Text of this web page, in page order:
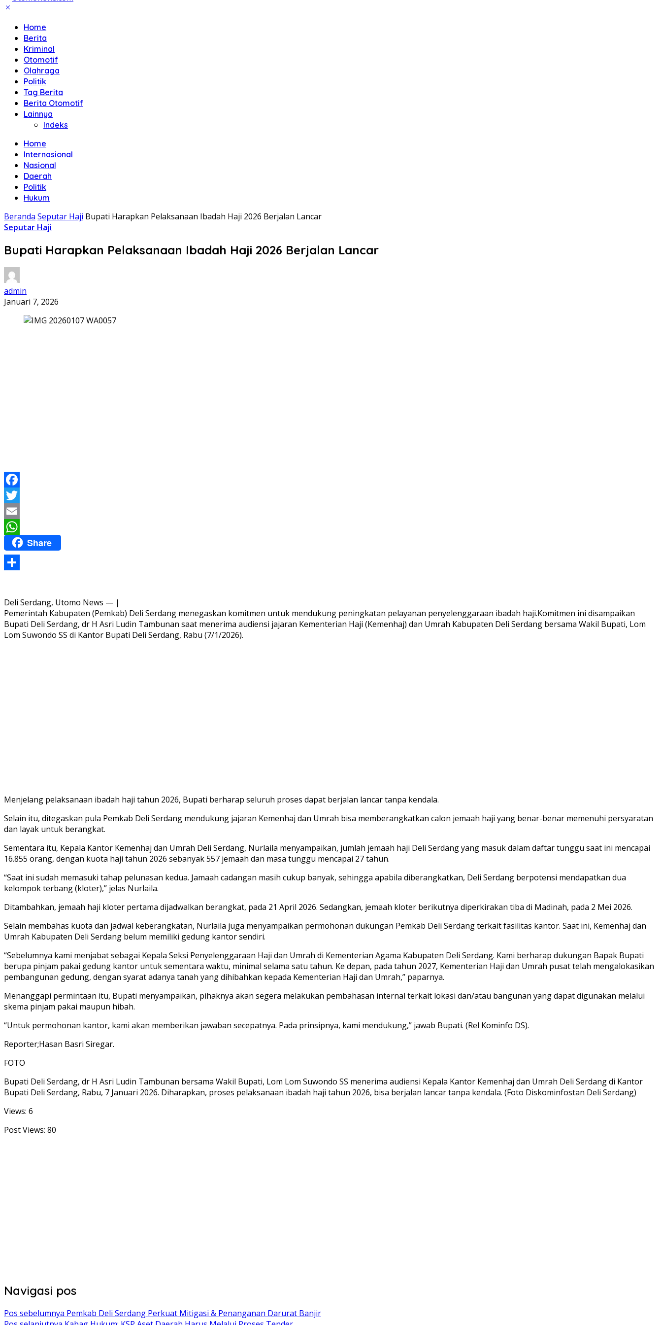
Home
Berita
Kriminal
Otomotif
Olahraga
Politik
Tag Berita
Berita Otomotif
Lainnya
Indeks
Home
Internasional
Nasional
Daerah
Politik
Hukum
Beranda Seputar Haji Bupati Harapkan Pelaksanaan Ibadah Haji 2026 Berjalan Lancar
Seputar Haji
Bupati Harapkan Pelaksanaan Ibadah Haji 2026 Berjalan Lancar
admin
Januari 7, 2026
Facebook
Twitter
Email
WhatsApp
Share
Deli Serdang, Utomo News — |
Pemerintah Kabupaten (Pemkab) Deli Serdang menegaskan komitmen untuk mendukung peningkatan pelayanan penyelenggaraan ibadah haji.Komitmen ini disampaikan
Bupati Deli Serdang, dr H Asri Ludin Tambunan saat menerima audiensi jajaran Kementerian Haji (Kemenhaj) dan Umrah Kabupaten Deli Serdang bersama Wakil Bupati, Lom
Lom Suwondo SS di Kantor Bupati Deli Serdang, Rabu (7/1/2026).
Menjelang pelaksanaan ibadah haji tahun 2026, Bupati berharap seluruh proses dapat berjalan lancar tanpa kendala.
Selain itu, ditegaskan pula Pemkab Deli Serdang mendukung jajaran Kemenhaj dan Umrah bisa memberangkatkan calon jemaah haji yang benar-benar memenuhi persyaratan
dan layak untuk berangkat.
Sementara itu, Kepala Kantor Kemenhaj dan Umrah Deli Serdang, Nurlaila menyampaikan, jumlah jemaah haji Deli Serdang yang masuk dalam daftar tunggu saat ini mencapai
16.855 orang, dengan kuota haji tahun 2026 sebanyak 557 jemaah dan masa tunggu mencapai 27 tahun.
“Saat ini sudah memasuki tahap pelunasan kedua. Jamaah cadangan masih cukup banyak, sehingga apabila diberangkatkan, Deli Serdang berpotensi mendapatkan dua
kelompok terbang (kloter),” jelas Nurlaila.
Ditambahkan, jemaah haji kloter pertama dijadwalkan berangkat, pada 21 April 2026. Sedangkan, jemaah kloter berikutnya diperkirakan tiba di Madinah, pada 2 Mei 2026.
Selain membahas kuota dan jadwal keberangkatan, Nurlaila juga menyampaikan permohonan dukungan Pemkab Deli Serdang terkait fasilitas kantor. Saat ini, Kemenhaj dan
Umrah Kabupaten Deli Serdang belum memiliki gedung kantor sendiri.
“Sebelumnya kami menjabat sebagai Kepala Seksi Penyelenggaraan Haji dan Umrah di Kementerian Agama Kabupaten Deli Serdang. Kami berharap dukungan Bapak Bupati
berupa pinjam pakai gedung kantor untuk sementara waktu, minimal selama satu tahun. Ke depan, pada tahun 2027, Kementerian Haji dan Umrah pusat telah mengalokasikan
pembangunan gedung, dengan syarat adanya tanah yang dihibahkan kepada Kementerian Haji dan Umrah,” paparnya.
Menanggapi permintaan itu, Bupati menyampaikan, pihaknya akan segera melakukan pembahasan internal terkait lokasi dan/atau bangunan yang dapat digunakan melalui
skema pinjam pakai maupun hibah.
“Untuk permohonan kantor, kami akan memberikan jawaban secepatnya. Pada prinsipnya, kami mendukung,” jawab Bupati. (Rel Kominfo DS).
Reporter;Hasan Basri Siregar.
FOTO
Bupati Deli Serdang, dr H Asri Ludin Tambunan bersama Wakil Bupati, Lom Lom Suwondo SS menerima audiensi Kepala Kantor Kemenhaj dan Umrah Deli Serdang di Kantor
Bupati Deli Serdang, Rabu, 7 Januari 2026. Diharapkan, proses pelaksanaan ibadah haji tahun 2026, bisa berjalan lancar tanpa kendala. (Foto Diskominfostan Deli Serdang)
Views: 6
Post Views: 80
Navigasi pos
Pos sebelumnya Pemkab Deli Serdang Perkuat Mitigasi & Penanganan Darurat Banjir